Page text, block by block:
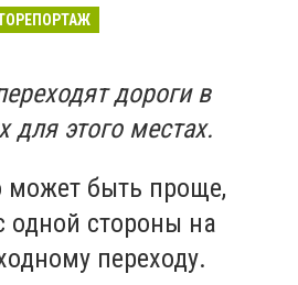
дороги в
для этого местах.
может быть проще,
одной стороны на
переходу.